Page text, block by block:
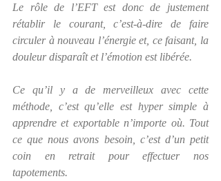
Le rôle de l’EFT est donc de justement
rétablir le courant, c’est-à-dire de faire
circuler à nouveau l’énergie et, ce faisant, la
douleur disparaît et l’émotion est libérée.
Ce qu’il y a de merveilleux avec cette
méthode, c’est qu’elle est hyper simple à
apprendre et exportable n’importe où. Tout
ce que nous avons besoin, c’est d’un petit
coin en retrait pour effectuer nos
tapotements.